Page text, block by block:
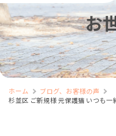
お
ホーム
ブログ、お客様の声
杉並区 ご新規様 元保護猫 いつも